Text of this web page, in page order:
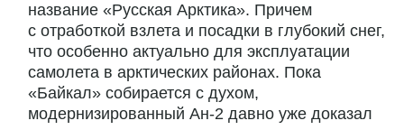
название «Русская Арктика». Причем
с отработкой взлета и посадки в глубокий снег,
что особенно актуально для эксплуатации
самолета в арктических районах. Пока
«Байкал» собирается с духом,
модернизированный Ан-2 давно уже доказал